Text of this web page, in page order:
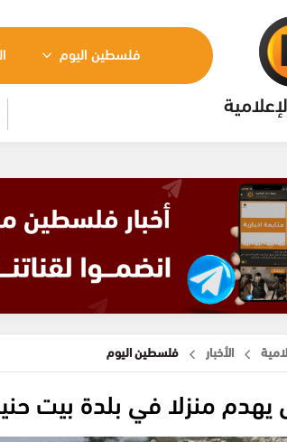
فلسطين اليوم
الأخبار فلسطين اليوم
يهدم منزلا في بلدة بيت